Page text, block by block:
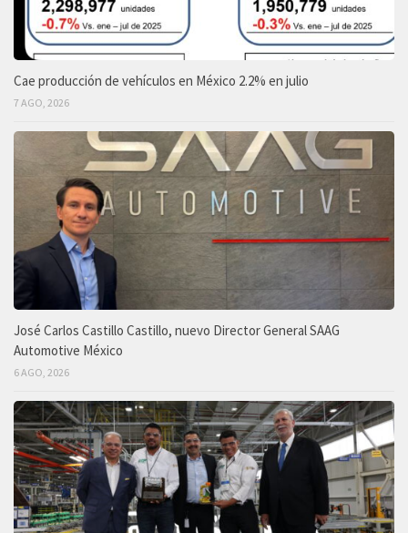
Cae producción de vehículos en México 2.2% en julio
7 AGO, 2026
José Carlos Castillo Castillo, nuevo Director General SAAG
Automotive México
6 AGO, 2026